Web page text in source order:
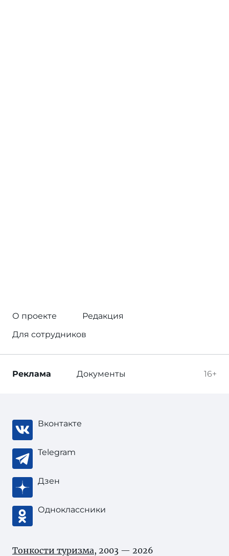
О проекте
Редакция
Для сотрудников
16+
Реклама Документы
Вконтакте
Telegram
Дзен
Одноклассники
Тонкости туризма, 2003 — 2026